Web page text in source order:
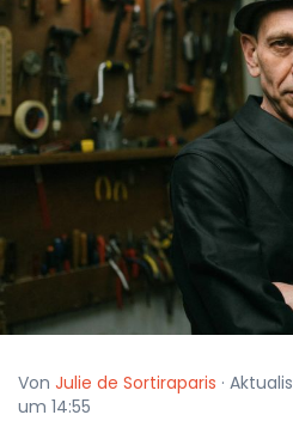
Von Julie de Sortiraparis ·
um 14:55